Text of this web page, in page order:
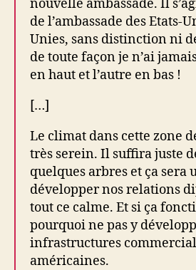
nouvelle ambassade. Il
de l’ambassade des Etats-
Unies, sans distinction ni
de toute façon je n’ai
en haut et l’autre en bas !
[…]
Le climat dans cette zone
très serein. Il suffira juste
quelques arbres et ça sera
développer nos relations
tout ce calme. Et si ça
pourquoi ne pas y
infrastructures
américaines.